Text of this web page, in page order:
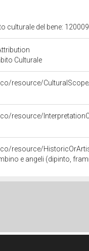
culturale del bene:
Culturale
resource/
resource/
resource/
e angeli (dipinto,